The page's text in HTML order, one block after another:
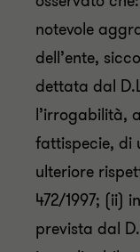
notevole
dell’ente,
dettata dal
l’irrogabilità,
fattispecie, di
ulteriore
472/1997; (ii)
prevista dal